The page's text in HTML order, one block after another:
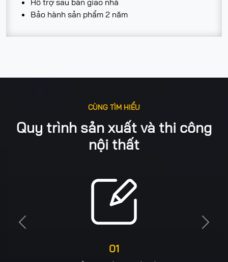
Hỗ trợ sau bàn giao nhà
Bảo hành sản phẩm 2 năm
CÙNG TÌM HIỂU
Quy trình sản xuất và thi công
nội thất
01
Previous Next